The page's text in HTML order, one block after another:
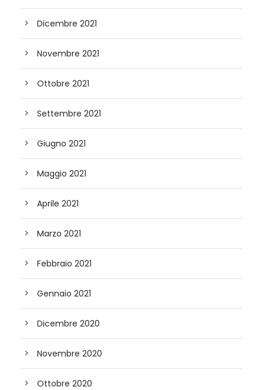
Dicembre 2021
Novembre 2021
Ottobre 2021
Settembre 2021
Giugno 2021
Maggio 2021
Aprile 2021
Marzo 2021
Febbraio 2021
Gennaio 2021
Dicembre 2020
Novembre 2020
Ottobre 2020